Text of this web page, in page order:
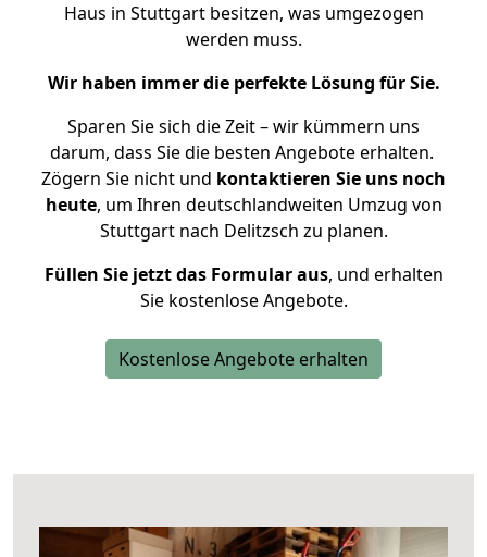
Haus in Stuttgart besitzen, was umgezogen
werden muss.
Wir haben immer die perfekte Lösung für Sie.
Sparen Sie sich die Zeit – wir kümmern uns
darum, dass Sie die besten Angebote erhalten.
Zögern Sie nicht und kontaktieren Sie uns noch
heute, um Ihren deutschlandweiten Umzug von
Stuttgart nach Delitzsch zu planen.
Füllen Sie jetzt das Formular aus, und erhalten
Sie kostenlose Angebote.
Kostenlose Angebote erhalten